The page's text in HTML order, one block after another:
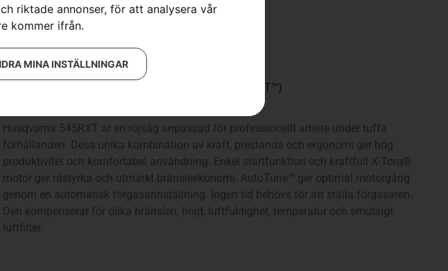
riktade annonser, för att analysera vår
kommer ifrån.
MINA INSTÄLLNINGAR
Kategorier:
Grästrimmer,Trädgård
Varumärke: Husqvarna
14 500kr
545RXT AutoTune™ (T45X, Multi 300-3T-1″, Balance XT™)
Husqvarna 545RXT är en röjsåg anpassad för professionellt arbete under tuffa
förhållanden. Dess unika kombination av kraft, prestanda och ergonomi ger hög
produktivitet och komfortabel användning. Enkel startfunktion och kraftfull X-Torq®
motor ger råstyrka och utmärkt bränsleekonomi. AutoTune™ ger optimal motorgång
genom en automatisk förgasarinställning. Ingen tid behövs för att ställa förgasaren.
Den kompenserar för olika bränslen, höjd, luftfuktighet, temperatur och smutsigt
luftfilter.